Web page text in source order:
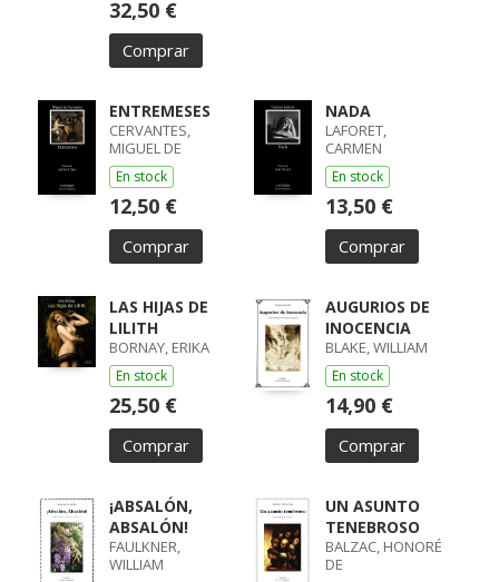
32,50 €
Comprar
ENTREMESES
CERVANTES,
MIGUEL DE
En stock
12,50 €
Comprar
NADA
LAFORET,
CARMEN
En stock
13,50 €
Comprar
LAS HIJAS DE
LILITH
BORNAY, ERIKA
En stock
25,50 €
Comprar
AUGURIOS DE
INOCENCIA
BLAKE, WILLIAM
En stock
14,90 €
Comprar
¡ABSALÓN,
ABSALÓN!
FAULKNER,
WILLIAM
UN ASUNTO
TENEBROSO
BALZAC, HONORÉ
DE